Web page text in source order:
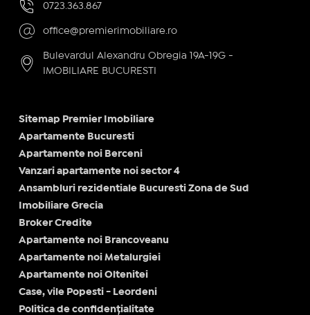
0723.363.867
office@premierimobiliare.ro
Bulevardul Alexandru Obregia 19A-19G -
IMOBILIARE BUCURESTI
Sitemap Premier Imobiliare
Apartamente Bucuresti
Apartamente noi Berceni
Vanzari apartamente noi sector 4
Ansambluri rezidentiale Bucuresti Zona de Sud
Imobiliare Grecia
Broker Credite
Apartamente noi Brancoveanu
Apartamente noi Metalurgiei
Apartamente noi Oltenitei
Case, vile Popesti - Leordeni
Politica de confidențialitate